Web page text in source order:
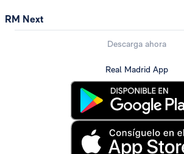
RM Next
Descarga ahora
Real Madrid App